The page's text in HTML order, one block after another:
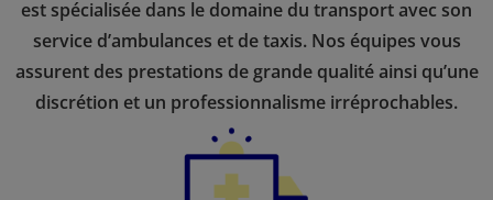
est spécialisée dans le domaine du transport avec son
service d’ambulances et de taxis. Nos équipes vous
assurent des prestations de grande qualité ainsi qu’une
discrétion et un professionnalisme irréprochables.